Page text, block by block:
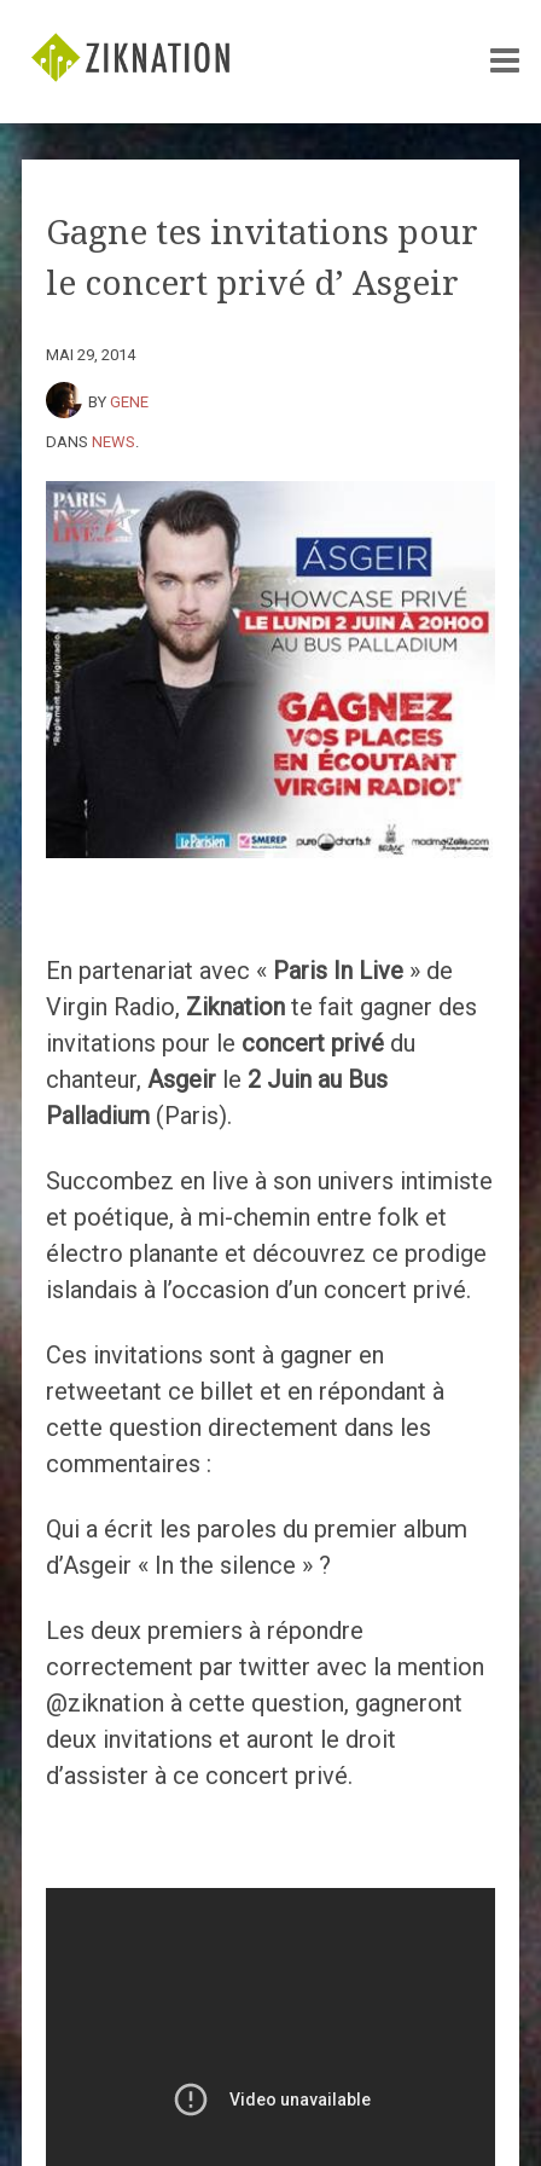
Gagne tes invitations pour
le concert privé d’ Asgeir
MAI 29, 2014
BY GENE
DANS NEWS
En partenariat avec «Paris In Live» de
Virgin Radio, Ziknationte fait gagner des
invitations pour le concert privédu
chanteur, Asgeirle 2 Juin au Bus
Palladium (Paris).
Succombez en live à son univers intimiste
et poétique, à mi-chemin entre folk et
électro planante et découvrez ce prodige
islandais à l’occasion d’un concert privé.
Ces invitations sont à gagner en
retweetant ce billet et en répondant à
cette question directement dans les
commentaires :
Qui a écrit les paroles du premier album
d’Asgeir « In the silence » ?
Les deux premiers à répondre
correctement par twitter avec la mention
@ziknation à cette question, gagneront
deux invitations et auront le droit
d’assister à ce concert privé.